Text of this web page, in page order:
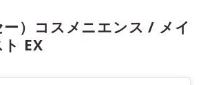
ー）コスメニエンス / メイ
EX